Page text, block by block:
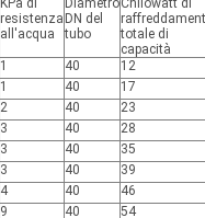
KPa di
resistenza
all'acqua
Diametro
DN del
tubo
Chilowatt di
totale di
capacità
1 40
12
1 40
17
2 40
23
3 40
28
3 40
35
3 40
39
4 40
46
9 40
54